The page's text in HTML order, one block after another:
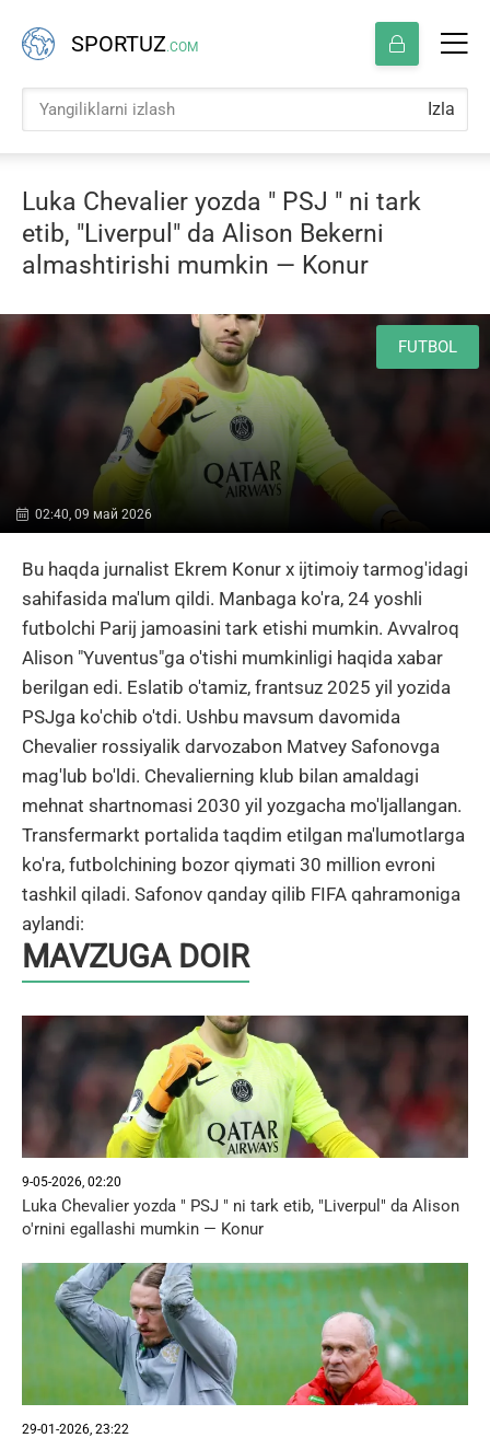
SPORTUZ.COM
Izla
Luka Chevalier yozda " PSJ " ni tark
etib, "Liverpul" da Alison Bekerni
almashtirishi mumkin — Konur
FUTBOL
02:40, 09 май 2026
Bu haqda jurnalist Ekrem Konur x ijtimoiy tarmog'idagi
sahifasida ma'lum qildi. Manbaga ko'ra, 24 yoshli
futbolchi Parij jamoasini tark etishi mumkin. Avvalroq
Alison "Yuventus"ga o'tishi mumkinligi haqida xabar
berilgan edi. Eslatib o'tamiz, frantsuz 2025 yil yozida
PSJga ko'chib o'tdi. Ushbu mavsum davomida
Chevalier rossiyalik darvozabon Matvey Safonovga
mag'lub bo'ldi. Chevalierning klub bilan amaldagi
mehnat shartnomasi 2030 yil yozgacha mo'ljallangan.
Transfermarkt portalida taqdim etilgan ma'lumotlarga
ko'ra, futbolchining bozor qiymati 30 million evroni
tashkil qiladi. Safonov qanday qilib FIFA qahramoniga
aylandi:
MAVZUGA DOIR
9-05-2026, 02:20
Luka Chevalier yozda " PSJ " ni tark etib, "Liverpul" da Alison
o'rnini egallashi mumkin — Konur
29-01-2026, 23:22